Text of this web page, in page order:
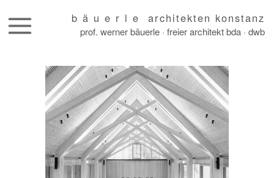
b ä u e r l e architekten konstanz
prof. werner bäuerle · freier architekt bda · dwb